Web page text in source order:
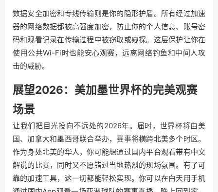
数据安全加密和专线传输则是你的隐形护盾。所有经过加速
器的网络数据都被高强度加密，防止你的个人信息、账号密
码和观看记录在传输过程中被窃取或窥探。这层保护让你在
使用公共Wi-Fi时也能安心观赛，远离网络钓鱼和中间人攻
击的威胁。
展望2026：美加墨世界杯的完美观赛
场景
让我们把目光投向不远处的2026年。届时，世界杯将由美
国、加拿大和墨西哥联合举办，赛事将横跨北美多个时区。
作为身处北美的华人，你可能想通过国内平台观看带有中文
解说的比赛，同时又不愿错过当地热烈的现场氛围。有了可
靠的加速工具，这一切都能轻松实现。你可以在白天用手机